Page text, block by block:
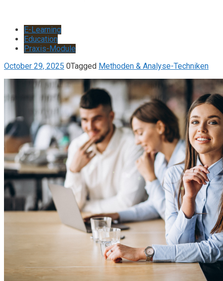
E-Learning
Education
Praxis-Module
October 29, 2025 0Tagged Methoden & Analyse-Techniken